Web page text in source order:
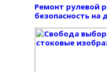
Ремонт рулевой
безопасность на